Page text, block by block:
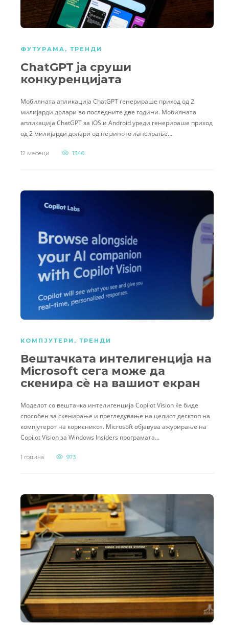
ФУТУРАМА , ТРЕНДИ
ChatGPT ја сруши
конкуренцијата
Мобилната апликација ChatGPT генерираше приход од 2
милијарди долари во последните две години. Мобилната
апликација ChatGPT за iOS и Android уреди генерираше приход
од 2 милијарди долари од нејзиното лансирање…
12 месеци 1346
КОМПЈУТЕРИ , ТРЕНДИ
Вештачката интелигенција на
Microsoft сега може да
скенира сè на вашиот екран
Моделот со вештачка интелигенција Copilot Vision ќе биде
способен за скенирање и прегледување на целиот десктоп на
компјутерот на корисникот. Microsoft објавува ажурирање на
Copilot Vision за Windows Insiders програмата…
1 година 973